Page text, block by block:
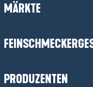
MÄRKTE
PRODUZENTEN